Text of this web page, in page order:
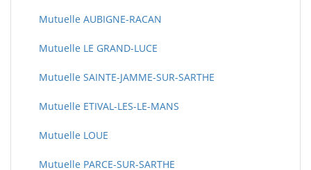
Mutuelle AUBIGNE-RACAN
Mutuelle LE GRAND-LUCE
Mutuelle SAINTE-JAMME-SUR-SARTHE
Mutuelle ETIVAL-LES-LE-MANS
Mutuelle LOUE
Mutuelle PARCE-SUR-SARTHE